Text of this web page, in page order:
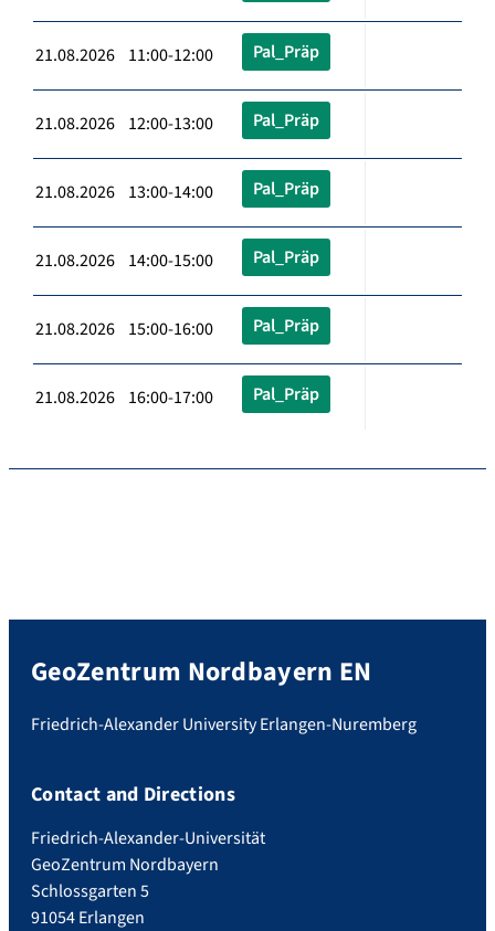
21.08.2026 11:00-12:00 Pal_Präp
21.08.2026 12:00-13:00 Pal_Präp
21.08.2026 13:00-14:00 Pal_Präp
21.08.2026 14:00-15:00 Pal_Präp
21.08.2026 15:00-16:00 Pal_Präp
21.08.2026 16:00-17:00 Pal_Präp
GeoZentrum Nordbayern EN
Friedrich-Alexander University Erlangen-Nuremberg
Contact and Directions
Friedrich-Alexander-Universität
GeoZentrum Nordbayern
Schlossgarten 5
91054 Erlangen